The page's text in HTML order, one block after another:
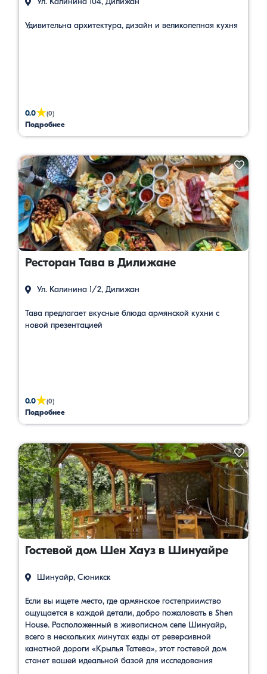
Удивительна архитектура, дизайн и великолепная кухня
0.0★(0)
Подробнее
Ресторан Тава в Дилижане
Ул. Калинина 1/2, Дилижан
Тава предлагает вкусные блюда армянской кухни с
новой презентацией
0.0★(0)
Подробнее
Гостевой дом Шен Хауз в Шинуайре
Шинуайр, Сюникск
Если вы ищете место, где армянское гостеприимство
ощущается в каждой детали, добро пожаловать в Shen
House. Расположенный в живописном селе Шинуайр,
всего в нескольких минутах езды от реверсивной
канатной дороги «Крылья Татева», этот гостевой дом
станет вашей идеальной базой для исследования